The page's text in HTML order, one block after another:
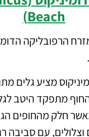
Beach)
הרפובליקה
מציע גלים
החוף מתפקד היטב
חלק מהחופים
וצלולים, עם סביבה